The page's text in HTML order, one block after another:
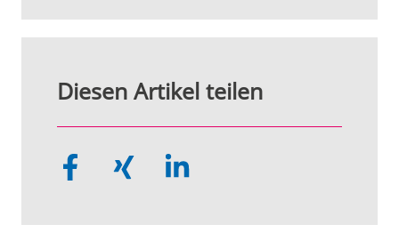
Diesen Artikel teilen